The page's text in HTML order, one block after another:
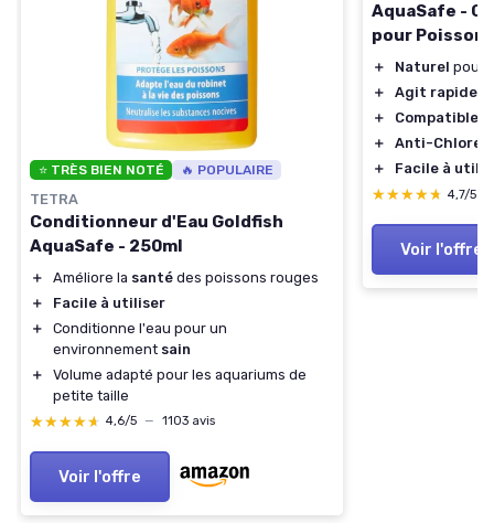
⭐ TRÈS BIEN NOTÉ 🔥 POPULAIRE
TETRA
Conditionneur d'Eau Goldfish
AquaSafe - 250ml
＋ Améliore la santé des poissons rouges
＋
Facile à utiliser
＋
Conditionne l'eau pour un
environnement sain
＋
Volume adapté pour les aquariums de
petite taille
★★★★★
★★★★★ 4,6/5 — 1103 avis
Voir l'offre
AquaSafe -
pour Poissons
＋ Naturel pour
＋
Agit
＋
Compatible
＋
Anti-Chlore
＋
Facile à
★★★★★
★★★★★ 4,7/5
Voir l'offre